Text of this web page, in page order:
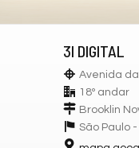
3I DIGITAL
Avenida
18º andar
Brooklin
São Paulo -